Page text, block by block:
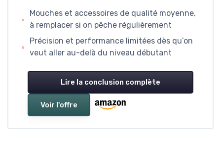
Mouches et accessoires de qualité moyenne,
à remplacer si on pêche régulièrement
Précision et performance limitées dès qu’on
veut aller au-delà du niveau débutant
Lire la conclusion complète
Voir l'offre